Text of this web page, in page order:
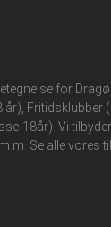
for
Fritidsklubber
18år). Vi
Se alle vores